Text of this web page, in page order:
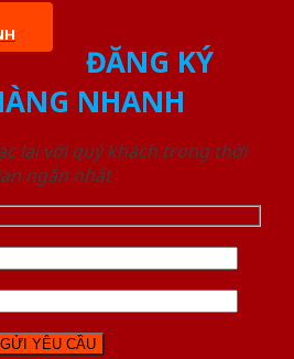
ĐĂNG KÝ
NHANH
lại với quý khách trong thời
ngắn nhất